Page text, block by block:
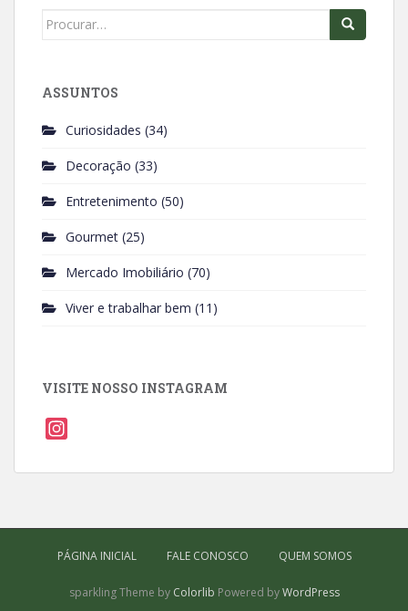
Search
ASSUNTOS
Curiosidades (34)
Decoração (33)
Entretenimento (50)
Gourmet (25)
Mercado Imobiliário (70)
Viver e trabalhar bem (11)
VISITE NOSSO INSTAGRAM
s
r
m
PÁGINA INICIAL FALE CONOSCO QUEM SOMOS
sparkling Theme by Colorlib Powered byWordPress